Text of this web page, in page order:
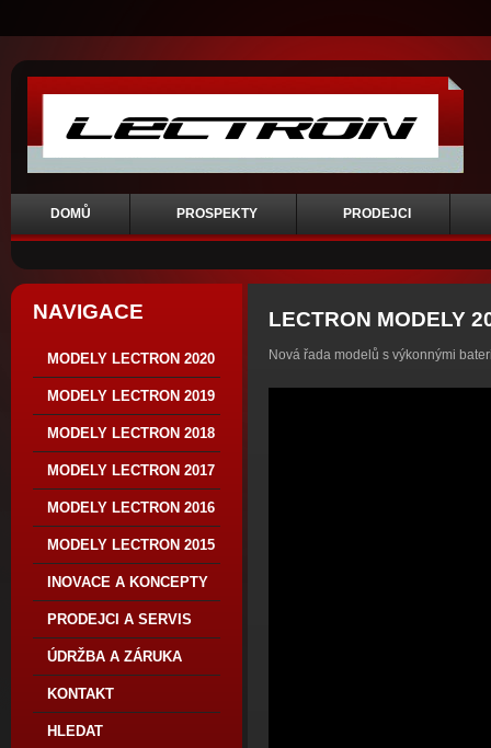
DOMŮ PROSPEKTY PRODEJCI
NAVIGACE
MODELY LECTRON 2020
MODELY LECTRON 2019
MODELY LECTRON 2018
MODELY LECTRON 2017
MODELY LECTRON 2016
MODELY LECTRON 2015
INOVACE A KONCEPTY
PRODEJCI A SERVIS
ÚDRŽBA A ZÁRUKA
KONTAKT
HLEDAT
LECTRON MODELY
Nová řada modelů s výkonnými